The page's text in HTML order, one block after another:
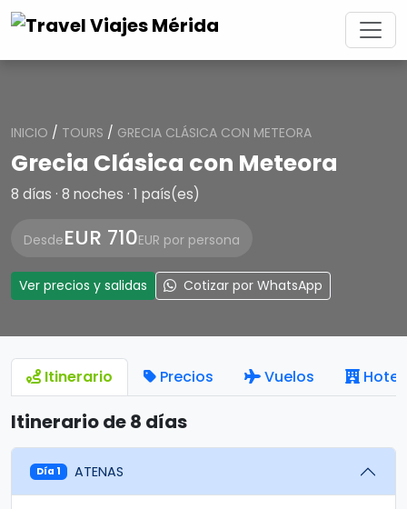
INICIO / TOURS / GRECIA CLÁSICA CON METEORA
Grecia Clásica con Meteora
8 días · 8 noches · 1 país(es)
DesdeEUR 710EUR por persona
Ver precios y salidas Cotizar por WhatsApp
Itinerario Precios Vuelos
Itinerario de 8 días
Día 1 ATENAS